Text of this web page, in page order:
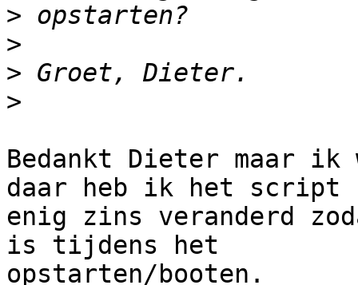
>
>
>
>
Bedankt Dieter maar ik
daar heb ik het script
enig zins veranderd
is tijdens het
opstarten/booten.